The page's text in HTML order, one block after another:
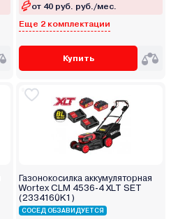
от 40 руб. руб./мес.
Еще 2 комплектации
Купить
Газонокосилка аккумуляторная
Wortex CLM 4536-4 XLT SET
(2334160K1)
СОСЕД ОБЗАВИДУЕТСЯ